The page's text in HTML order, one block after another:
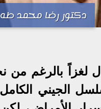
دكتور رضا محمد طه
لغزاً بالرغم
وتحديد التسلسل